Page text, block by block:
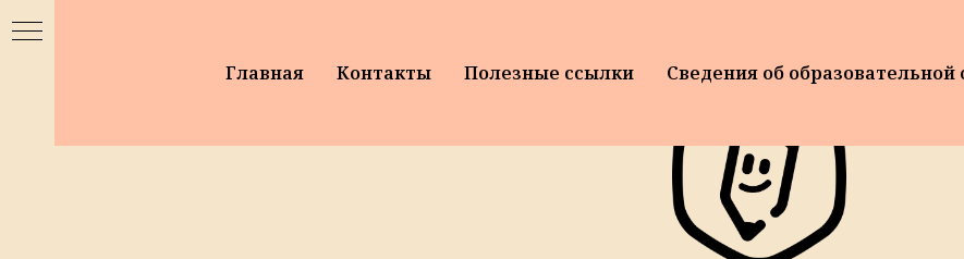
Главная Контакты Полезные ссылки Сведения об образовательной